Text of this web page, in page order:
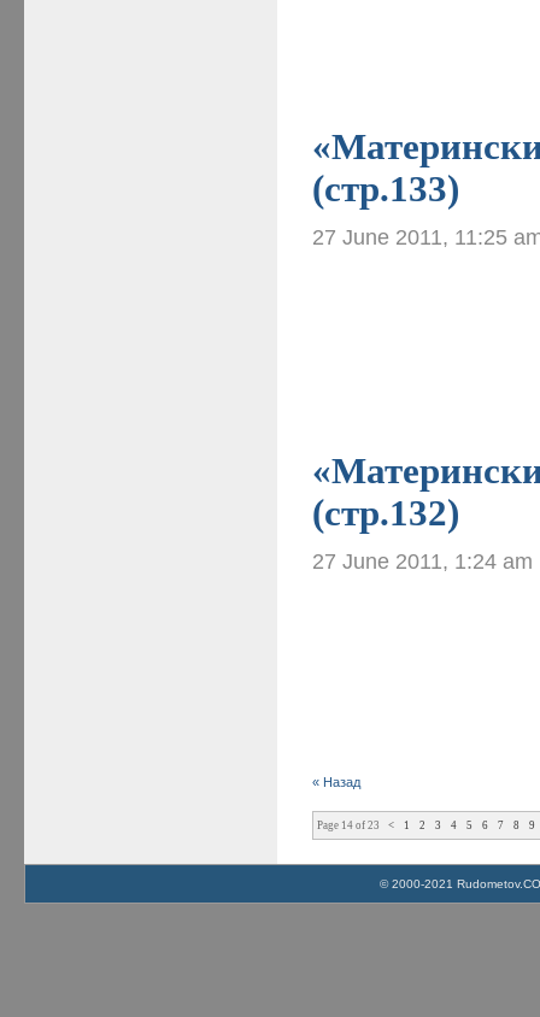
(стр.133)
27 June 2011, 11:25
(стр.132)
27 June 2011, 1:24 am
« Назад
Page 14 of 23 < 1 2 3 4 5 6 7 8 9
© 2000-2021